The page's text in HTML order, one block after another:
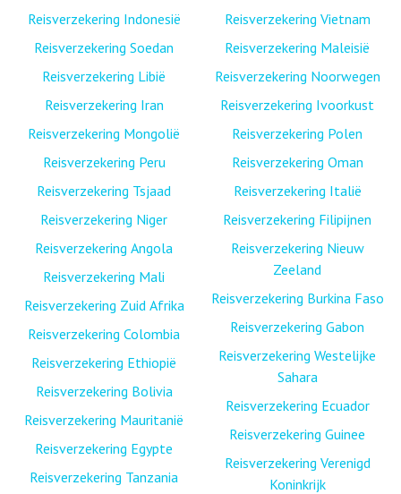
Reisverzekering Indonesië
Reisverzekering Soedan
Reisverzekering Libië
Reisverzekering Iran
Reisverzekering Mongolië
Reisverzekering Peru
Reisverzekering Tsjaad
Reisverzekering Niger
Reisverzekering Angola
Reisverzekering Mali
Reisverzekering Zuid Afrika
Reisverzekering Colombia
Reisverzekering Ethiopië
Reisverzekering Bolivia
Reisverzekering Mauritanië
Reisverzekering Egypte
Reisverzekering Tanzania
Reisverzekering Vietnam
Reisverzekering Maleisië
Reisverzekering Noorwegen
Reisverzekering Ivoorkust
Reisverzekering Polen
Reisverzekering Oman
Reisverzekering Italië
Reisverzekering Filipijnen
Reisverzekering Nieuw
Zeeland
Reisverzekering Burkina Faso
Reisverzekering Gabon
Reisverzekering Westelijke
Sahara
Reisverzekering Ecuador
Reisverzekering Guinee
Reisverzekering Verenigd
Koninkrijk